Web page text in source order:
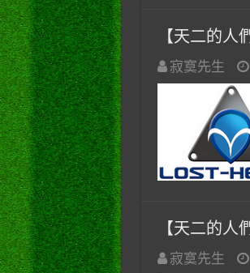
【天二的人
寂寞先生
【天二的人
寂寞先生